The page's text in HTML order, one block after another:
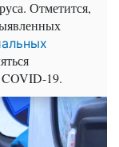
Отметится,
COVID-19.